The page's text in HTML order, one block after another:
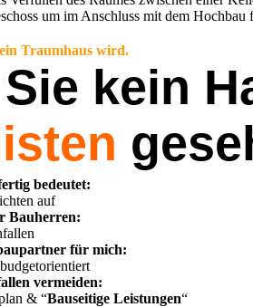
um im Anschluss mit dem Hochbau
Traumhaus wird.
kein
bedeutet:
auf
Bauherren:
für mich:
vermeiden:
& “Bauseitige Leistungen“